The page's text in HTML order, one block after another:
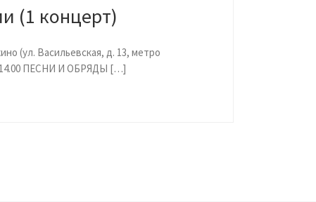
(1 концерт)
(ул. Васильевская, д. 13, метро
14.00 ПЕСНИ И ОБРЯДЫ […]